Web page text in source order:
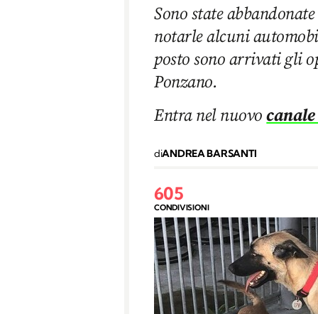
Sono state
notarle alcuni
posto sono arrivati gli
Ponzano.
Entra nel nuovo
diANDREA BARSANTI
605
CONDIVISIONI